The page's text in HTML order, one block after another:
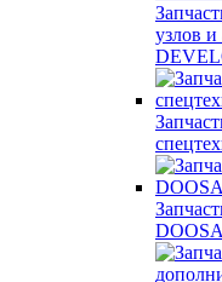
узлов